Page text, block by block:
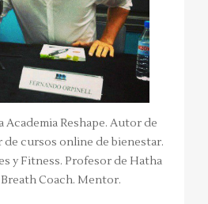
Academia Reshape. Autor de
de cursos online de bienestar.
y Fitness. Profesor de Hatha
Coach. Mentor.